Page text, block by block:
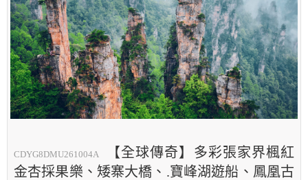
CDYG8DMU261004A
【全球傳奇】多彩張家界楓紅
金杏採果樂、矮寨大橋、.寶峰湖遊船、鳳凰古